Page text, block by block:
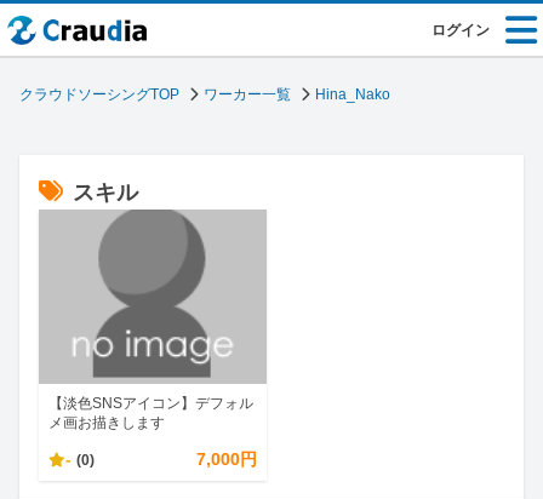
ログイン
クラウドソーシングTOP ワーカー一覧 Hina_Nako
スキル
【淡色SNSアイコン】デフォル
メ画お描きします
- (0) 7,000円